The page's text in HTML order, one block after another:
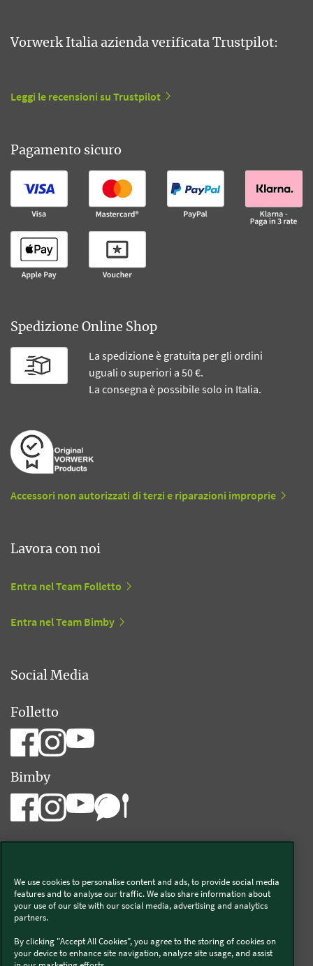
Vorwerk Italia azienda verificata Trustpilot:
Leggi le recensioni su Trustpilot
Pagamento sicuro
Spedizione Online Shop
La spedizione è gratuita per gli ordini
uguali o superiori a 50 €.
La consegna è possibile solo in Italia.
Accessori non autorizzati di terzi e riparazioni improprie
Lavora con noi
Entra nel Team Folletto
Entra nel Team Bimby
Social Media
Folletto
Bimby
Vorwerk Italia s.a.s. di Vorwerk Management s.r.l.
C.F. e P.Iva 00793630153
Chi siamo
Informativa Privacy & Cookies
Licenza dati ai sensi del Regolamento UE-2023/2854
We use cookies to personalise content and ads, to provide social media
features and to analyse our traffic. We also share information about
your use of our site with our social media, advertising and analytics
partners.
By clicking "Accept All Cookies", you agree to the storing of cookies on
your device to enhance site navigation, analyze site usage, and assist